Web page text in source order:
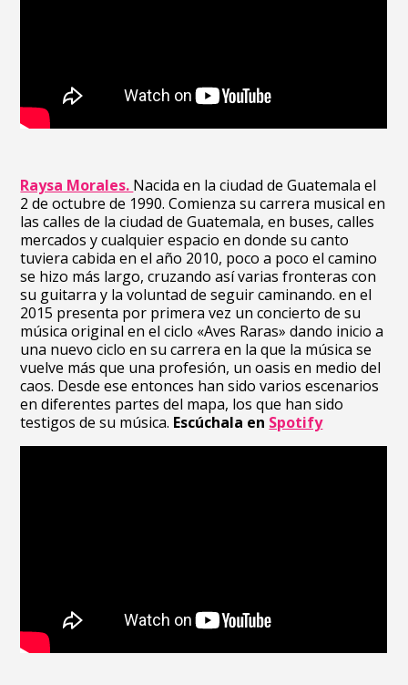
Raysa Morales. Nacida en la ciudad de Guatemala el
2 de octubre de 1990.Comienza su carrera musical en
las calles de la ciudad de Guatemala, en buses, calles
mercados y cualquier espacio en donde su canto
tuviera cabida en el año 2010, poco a poco el camino
se hizo más largo, cruzando así varias fronteras con
su guitarra y la voluntad de seguir caminando. en el
2015 presenta por primera vez un concierto de su
música original en el ciclo «Aves Raras» dando inicio a
una nuevo ciclo en su carrera en la que la música se
vuelve más que una profesión, un oasis en medio del
caos. Desde ese entonces han sido varios escenarios
en diferentes partes del mapa, los que han sido
testigos de su música. Escúchala en Spotify